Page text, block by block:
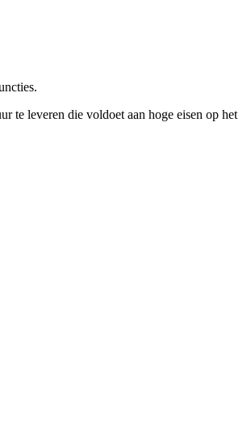
te leveren die voldoet aan hoge eisen op het